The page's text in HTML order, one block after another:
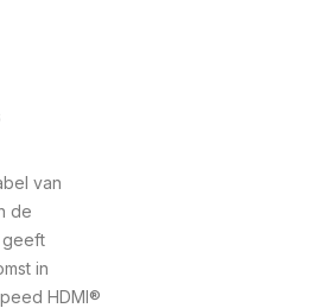
van
de
geeft
in
HDMI®